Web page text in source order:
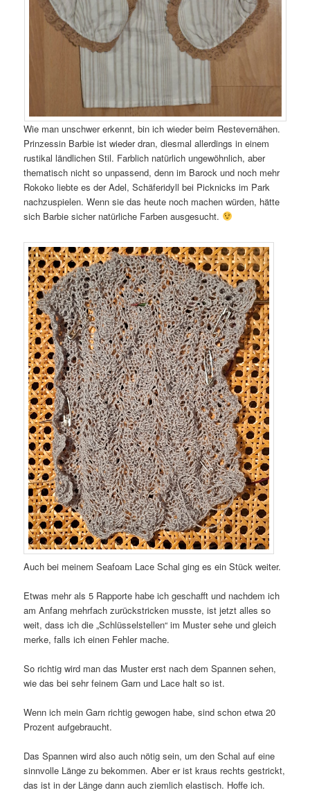
Wie man unschwer erkennt, bin ich wieder beim Restevernähen.
Prinzessin Barbie ist wieder dran, diesmal allerdings in einem
rustikal ländlichen Stil. Farblich natürlich ungewöhnlich, aber
thematisch nicht so unpassend, denn im Barock und noch mehr
Rokoko liebte es der Adel, Schäferidyll bei Picknicks im Park
nachzuspielen. Wenn sie das heute noch machen würden, hätte
sich Barbie sicher natürliche Farben ausgesucht.
Auch bei meinem Seafoam Lace Schal ging es ein Stück weiter.
Etwas mehr als 5 Rapporte habe ich geschafft und nachdem ich
am Anfang mehrfach zurückstricken musste, ist jetzt alles so
weit, dass ich die „Schlüsselstellen“ im Muster sehe und gleich
merke, falls ich einen Fehler mache.
So richtig wird man das Muster erst nach dem Spannen sehen,
wie das bei sehr feinem Garn und Lace halt so ist.
Wenn ich mein Garn richtig gewogen habe, sind schon etwa 20
Prozent aufgebraucht.
Das Spannen wird also auch nötig sein, um den Schal auf eine
sinnvolle Länge zu bekommen. Aber er ist kraus rechts gestrickt,
das ist in der Länge dann auch ziemlich elastisch. Hoffe ich.